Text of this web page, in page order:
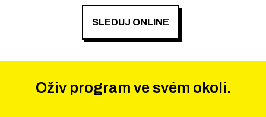
SLEDUJ ONLINE
Oživ program ve svém okolí.